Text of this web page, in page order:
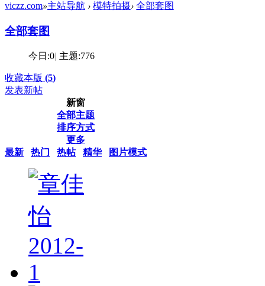
viczz.com»主站导航 › 模特拍摄› 全部套图
全部套图
今日:0| 主题:776
收藏本版 (5)
发表新帖
新窗
全部主题
排序方式
更多
最新
热门 热帖 精华 图片模式